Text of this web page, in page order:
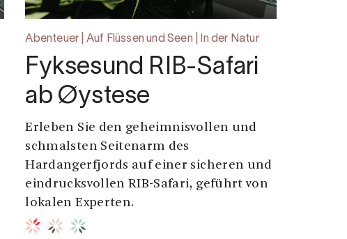
Abenteuer | Auf Flüssen und Seen | In der Natur
Fyksesund RIB-Safari
ab Øystese
Erleben Sie den geheimnisvollen und
schmalsten Seitenarm des
Hardangerfjords auf einer sicheren und
eindrucksvollen RIB-Safari, geführt von
lokalen Experten.